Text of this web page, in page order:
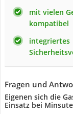
mit vielen
kompatibel
integriertes
Fragen und
Eigenen sich die
Einsatz bei